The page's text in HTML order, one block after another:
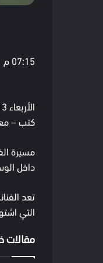
07:15 م
الأربعاء 13 أغسطس 2025
كتب –
مسيرة
داخل
تعد
التي
مقالات